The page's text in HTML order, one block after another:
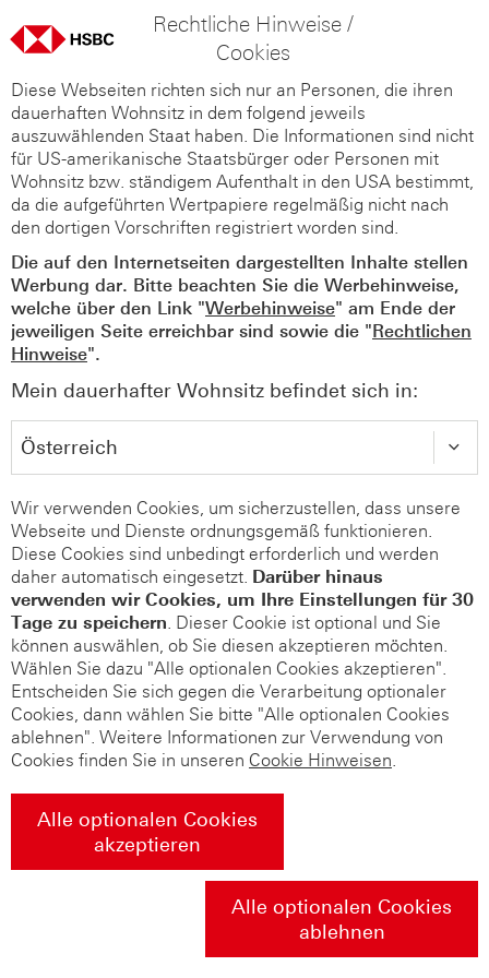
Rechtliche Hinweise /
Cookies
Diese Webseiten richten sich nur an Personen, die ihren
dauerhaften Wohnsitz in dem folgend jeweils
auszuwählenden Staat haben. Die Informationen sind nicht
für US-amerikanische Staatsbürger oder Personen mit
Wohnsitz bzw. ständigem Aufenthalt in den USA bestimmt,
da die aufgeführten Wertpapiere regelmäßig nicht nach
den dortigen Vorschriften registriert worden sind.
Die auf den Internetseiten dargestellten Inhalte stellen
Werbung dar. Bitte beachten Sie die Werbehinweise,
welche über den Link "Werbehinweise" am Ende der
jeweiligen Seite erreichbar sind sowie die "Rechtlichen
Hinweise".
Mein dauerhafter Wohnsitz befindet sich in:
Wir verwenden Cookies, um sicherzustellen, dass unsere
Webseite und Dienste ordnungsgemäß funktionieren.
Diese Cookies sind unbedingt erforderlich und werden
daher automatisch eingesetzt. Darüber hinaus
verwenden wir Cookies, um Ihre Einstellungen für 30
Tage zu speichern. Dieser Cookie ist optional und Sie
können auswählen, ob Sie diesen akzeptieren möchten.
Wählen Sie dazu "Alle optionalen Cookies akzeptieren".
Entscheiden Sie sich gegen die Verarbeitung optionaler
Cookies, dann wählen Sie bitte "Alle optionalen Cookies
ablehnen". Weitere Informationen zur Verwendung von
Cookies finden Sie in unseren Cookie Hinweisen.
Alle optionalen Cookies
akzeptieren
Alle optionalen Cookies
ablehnen